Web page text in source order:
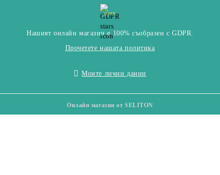
GDPR
Нашият онлайн магазин е 100% съобразен с GDPR.
Прочетете нашата политика
Моите лични данни
Онлайн магазин от SELITON